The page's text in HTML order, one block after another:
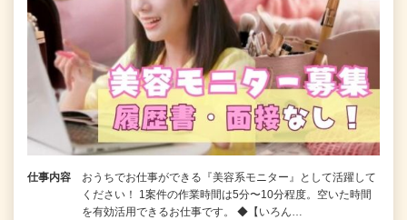
仕事内容
おうちでお仕事ができる『美容系モニター』として活躍して
ください！ 1案件の作業時間は5分〜10分程度。空いた時間
を有効活用できるお仕事です。 ◆【いろん…